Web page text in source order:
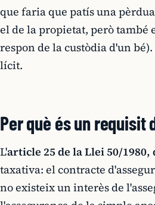
que faria que patís una
el de la propietat, però també
respon de la custòdia d'un
lícit.
Per què és un
L'article 25 de la Llei 50/
taxativa: el contracte
no existeix un interès de